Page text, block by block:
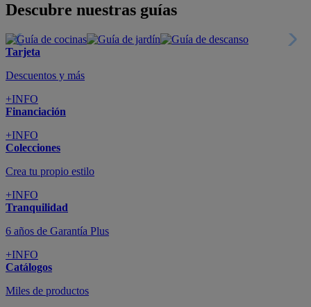
Descubre nuestras guías
Tarjeta
Descuentos y más
+INFO
Financiación
+INFO
Colecciones
Crea tu propio estilo
+INFO
Tranquilidad
6 años de Garantía Plus
+INFO
Catálogos
Miles de productos